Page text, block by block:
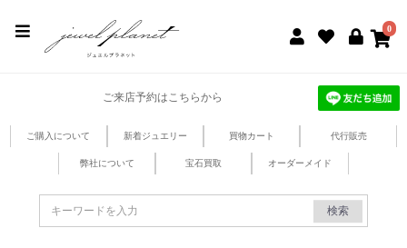
0
ご来店予約はこちらから
ご購入について 新着ジュエリー 買物カート 代行販売
弊社について 宝石買取 オーダーメイド
検索